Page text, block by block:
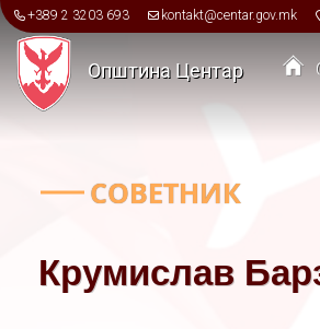
Skip to main content
+389 2 3203 693 kontakt@centar.gov.mk
Општина Центар
Крумислав
СОВЕТНИК